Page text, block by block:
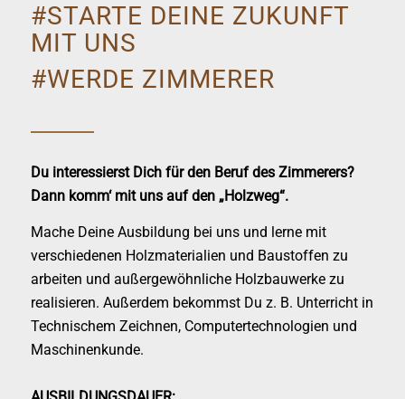
#STARTE DEINE ZUKUNFT
MIT UNS
#WERDE ZIMMERER
Du interessierst Dich für den Beruf des Zimmerers?
Dann komm‘ mit uns auf den „Holzweg“.
Mache Deine Ausbildung bei uns und lerne mit
verschiedenen Holzmaterialien und Baustoffen zu
arbeiten und außergewöhnliche Holzbauwerke zu
realisieren. Außerdem bekommst Du z. B. Unterricht in
Technischem Zeichnen, Computertechnologien und
Maschinenkunde.